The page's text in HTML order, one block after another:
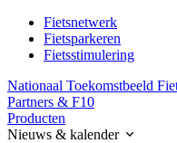
Fietsnetwerk
Fietsparkeren
Fietsstimulering
Nationaal Toekomstbeeld
Partners & F10
Producten
Nieuws & kalender